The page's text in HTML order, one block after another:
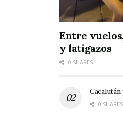
Entre
y latigazos
0 SHARES
0 SHARES